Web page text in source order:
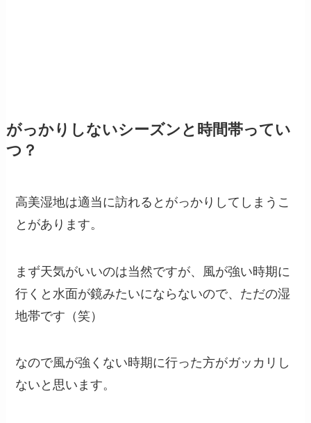
がっかりしないシーズンと時間帯ってい
つ？
高美湿地は適当に訪れるとがっかりしてしまうこ
とがあります。
まず天気がいいのは当然ですが、風が強い時期に
行くと水面が鏡みたいにならないので、ただの湿
地帯です（笑）
なので風が強くない時期に行った方がガッカリし
ないと思います。